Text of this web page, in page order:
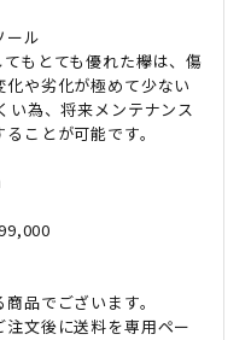
ール
もとても優れた欅は、傷
や劣化が極めて少ない
い為、将来メンテナンス
ことが可能です。
品でございます。
文後に送料を専用ペー